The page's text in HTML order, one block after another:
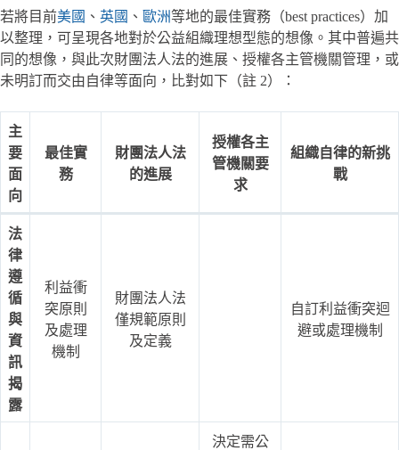
若將目前美國 、 英國 、 歐洲等地的最佳實務（best practices）加
以整理，可呈現各地對於公益組織理想型態的想像。其中普遍共
同的想像，與此次財團法人法的進展、授權各主管機關管理，或
未明訂而交由自律等面向，比對如下（註 2）：
主
要
面
向
最佳實
務
財團法人法
的進展
授權各主
管機關要
求
組織自律的新挑
戰
法
律
遵
循
與
資
訊
揭
露
利益衝
突原則
及處理
機制
財團法人法
僅規範原則
及定義
自訂利益衝突迴
避或處理機制
決定需公